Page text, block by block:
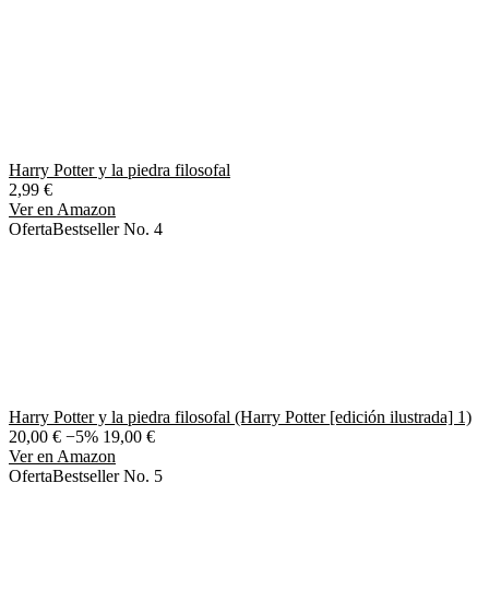
Harry Potter y la piedra filosofal
2,99 €
Ver en Amazon
OfertaBestseller No. 4
Harry Potter y la piedra filosofal (Harry Potter [edición ilustrada] 1)
20,00 € −5% 19,00 €
Ver en Amazon
OfertaBestseller No. 5